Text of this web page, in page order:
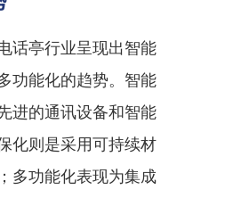
话亭行业呈现出智能
功能化的趋势。智能
进的通讯设备和智能
化则是采用可持续材
多功能化表现为集成